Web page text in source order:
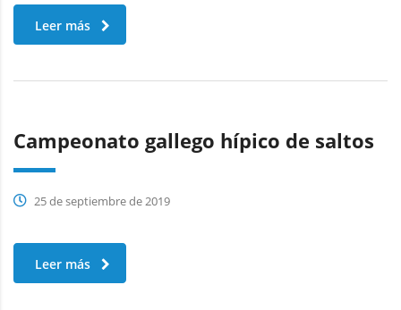
Leer más
Campeonato gallego hípico de saltos
25 de septiembre de 2019
Leer más